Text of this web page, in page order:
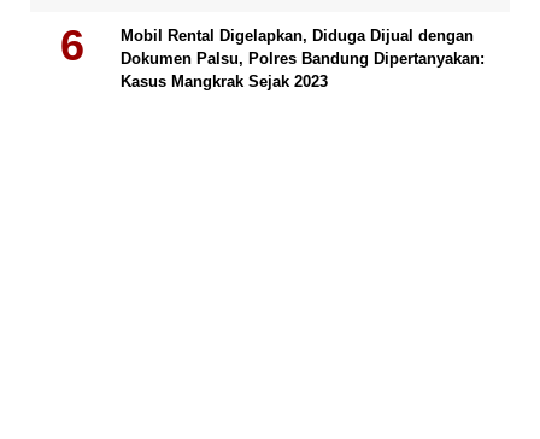
Mobil Rental Digelapkan, Diduga Dijual dengan
Dokumen Palsu, Polres Bandung Dipertanyakan:
Kasus Mangkrak Sejak 2023